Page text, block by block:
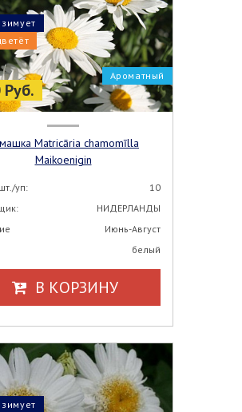
Руб.
Ароматный
Maikoenigin
уп:
10
НИДЕРЛАНДЫ
Июнь-Август
белый
В КОРЗИНУ